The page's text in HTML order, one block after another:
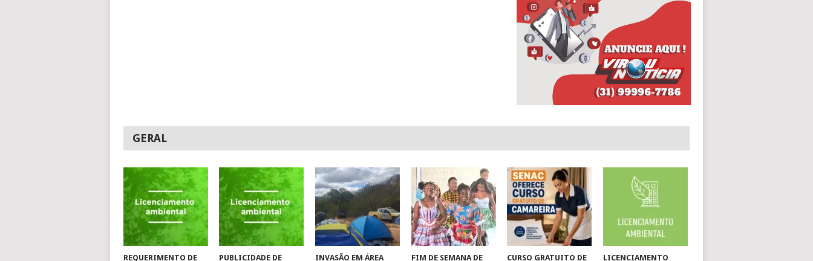
GERAL
REQUERIMENTO DE PUBLICIDADE DE INVASÃO EM ÁREA FIM DE SEMANA DE CURSO GRATUITO DE LICENCIAMENTO